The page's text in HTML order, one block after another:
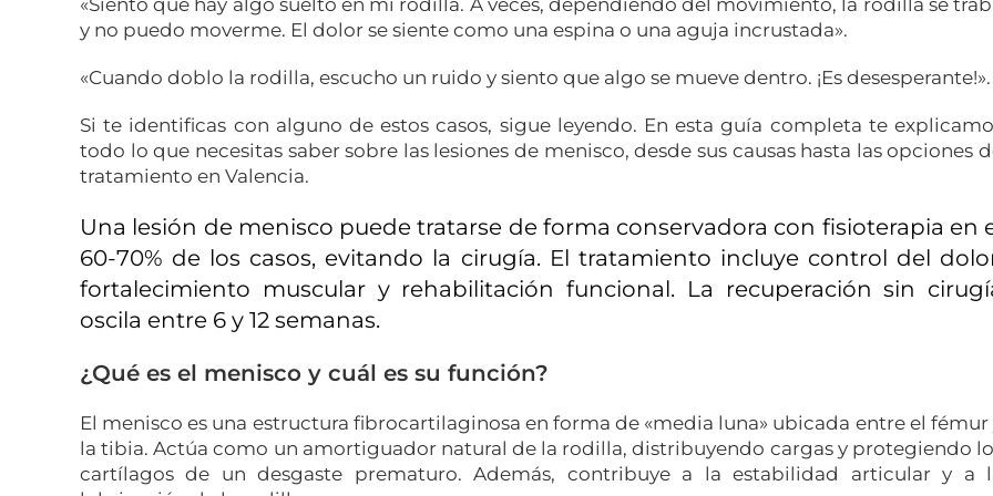
«Siento que hay algo suelto en mi rodilla. A veces, dependiendo del movimiento, la rodilla se
y no puedo moverme. El dolor se siente como una espina o una aguja incrustada».
«Cuando doblo la rodilla, escucho un ruido y siento que algo se mueve dentro. ¡Es desesperante!».
Si te identificas con alguno de estos casos, sigue leyendo. En esta guía completa te
todo lo que necesitas saber sobre las lesiones de menisco, desde sus causas hasta las opciones
tratamiento en Valencia.
Una lesión de menisco puede tratarse de forma conservadora con fisioterapia en
60-70% de los casos, evitando la cirugía. El tratamiento incluye control del
fortalecimiento muscular y rehabilitación funcional. La recuperación sin
oscila entre 6 y 12 semanas.
¿Qué es el menisco y cuál es su función?
El menisco es una estructura fibrocartilaginosa en forma de «media luna» ubicada entre el fémur
la tibia. Actúa como un amortiguador natural de la rodilla, distribuyendo cargas y protegiendo
cartílagos de un desgaste prematuro. Además, contribuye a la estabilidad articular y a